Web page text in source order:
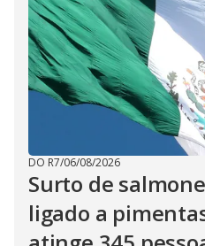
DO R7/06/08/2026
Surto de
ligado a